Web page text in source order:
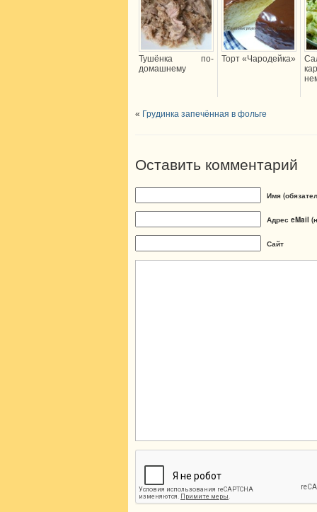
Тушёнка по-
домашнему
Торт «Чародейка»
« Грудинка запечённая в фольге
Оставить комментарий
Имя
Адрес eMail
Сайт